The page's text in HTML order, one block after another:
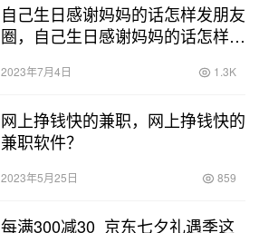
自己生日感谢妈妈的话怎样发朋友
圈，自己生日感谢妈妈的话怎样发
2023年7月4日 1.3K
网上挣钱快的兼职，网上挣钱快的
兼职软件？
2023年5月25日 859
每满300减30_京东七夕礼遇季这